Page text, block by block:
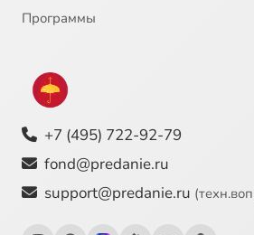
Программы
+7 (495) 722-92-79
fond@predanie.ru
support@predanie.ru